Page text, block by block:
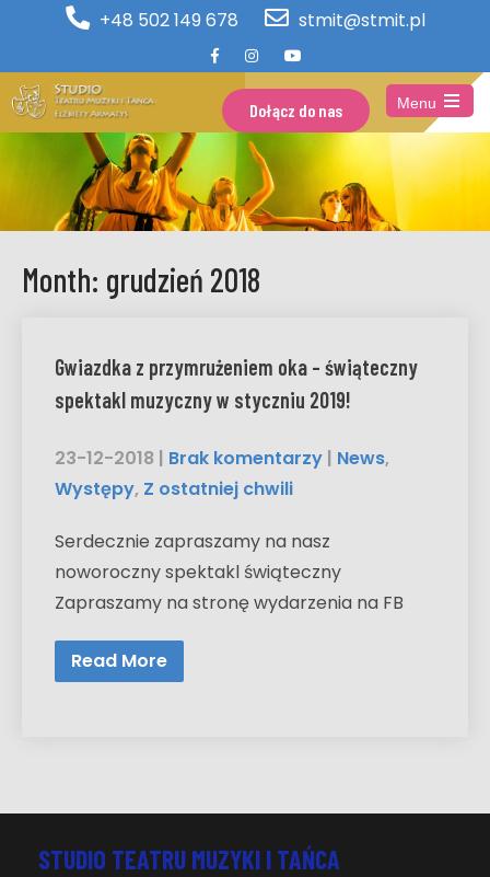
+48 502 149 678 stmit@stmit.pl
Dołącz do nas
Menu
Open
the
main
menu
Month: grudzień 2018
Gwiazdka z przymrużeniem oka – świąteczny
spektakl muzyczny w styczniu 2019!
23-12-2018 | Brak komentarzy | News,
Występy, Z ostatniej chwili
Serdecznie zapraszamy na nasz
noworoczny spektakl świąteczny
Zapraszamy na stronę wydarzenia na FB
Read More
STUDIO TEATRU MUZYKI I TAŃCA